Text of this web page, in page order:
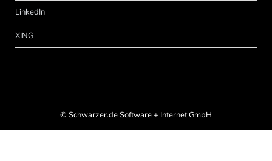
LinkedIn
XING
© Schwarzer.de Software + Internet GmbH